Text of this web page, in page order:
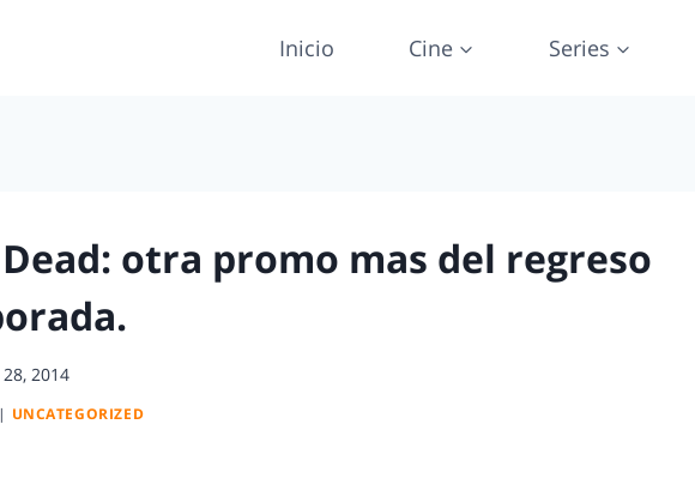
Inicio Cine Series
otra promo mas del regreso
2014
| UNCATEGORIZED